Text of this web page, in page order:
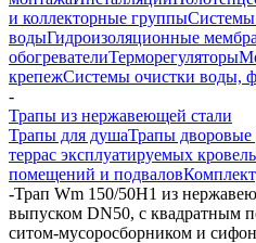
и коллекторные группыСистемы
водыГидроизоляционные
обогревателиТерморегуляторы
крепежСистемы очистки воды,
-
Трапы из нержавеющей стали
Трапы для душаТрапы дворовые
террас эксплуатируемых кровель
помещений и подвалов
-Трап Wm 150/50H1 из
выпуском DN50, с квадратным
ситом-мусоросборником и